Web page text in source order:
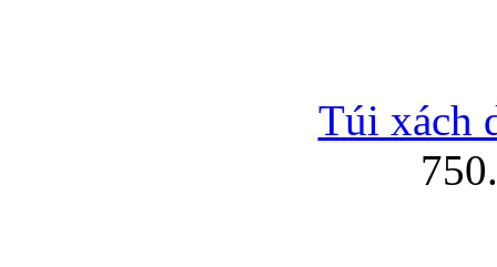
Túi xách